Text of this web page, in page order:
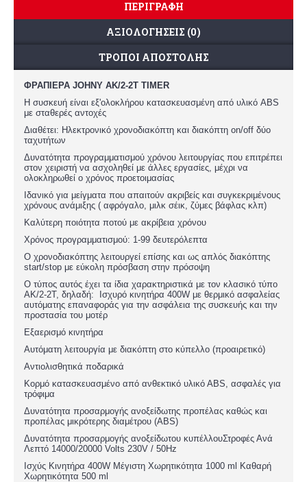
ΠΕΡΙΓΡΑΦΉ
ΑΞΙΟΛΟΓΉΣΕΙΣ (0)
ΤΡΌΠΟΙ ΑΠΟΣΤΟΛΉΣ
ΦΡΑΠΙΕΡΑ JOHNY ΑΚ/2-2Τ TIMER
Η συσκευή είναι εξ'ολοκλήρου κατασκευασμένη από υλικό ABS
με σταθερές αντοχές
Διαθέτει: Ηλεκτρονικό χρονοδιακόπτη και διακόπτη on/off δύο
ταχυτήτων
Δυνατότητα προγραμματισμού χρόνου λειτουργίας που επιτρέπει
στον χειριστή να ασχοληθεί με άλλες εργασίες, μέχρι να
ολοκληρωθεί ο χρόνος προετοιμασίας
Ιδανικό για μείγματα που απαιτούν ακριβείς και συγκεκριμένους
χρόνους ανάμιξης ( αφρόγαλο, μιλκ σέικ, ζύμες βάφλας κλπ)
Καλύτερη ποιότητα ποτού με ακρίβεια χρόνου
Χρόνος προγραμματισμού: 1-99 δευτερόλεπτα
Ο χρονοδιακόπτης λειτουργεί επίσης και ως απλός διακόπτης
start/stop με εύκολη πρόσβαση στην πρόσοψη
Ο τύπος αυτός έχει τα ίδια χαρακτηριστικά με τον κλασικό τύπο
AK/2-2T, δηλαδή: Ισχυρό κινητήρα 400W με θερμικό ασφαλείας
αυτόματης επαναφοράς για την ασφάλεια της συσκευής και την
προστασία του μοτέρ
Εξαερισμό κινητήρα
Αυτόματη λειτουργία με διακόπτη στο κύπελλο (προαιρετικό)
Αντιολισθητικά ποδαρικά
Κορμό κατασκευασμένο από ανθεκτικό υλικό ΑBS, ασφαλές για
τρόφιμα
Δυνατότητα προσαρμογής ανοξείδωτης προπέλας καθώς και
προπέλας μικρότερης διαμέτρου (ABS)
Δυνατότητα προσαρμογής ανοξείδωτου κυπέλλουΣτροφές Ανά
Λεπτό 14000/20000 Volts 230V / 50Hz
Ισχύς Κινητήρα 400W Μέγιστη Χωρητικότητα 1000 ml Καθαρή
Χωρητικότητα 500 ml